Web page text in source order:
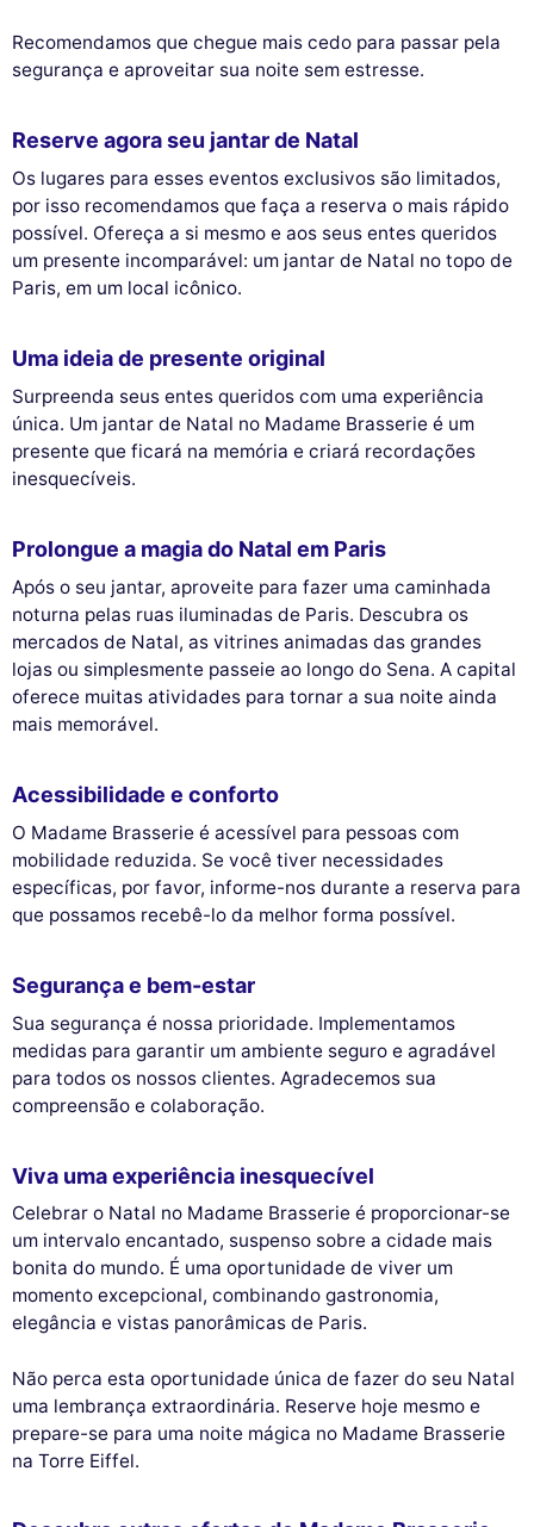
Recomendamos que chegue mais cedo para passar pela
segurança e aproveitar sua noite sem estresse.
Reserve agora seu jantar de Natal
Os lugares para esses eventos exclusivos são limitados,
por isso recomendamos que faça a reserva o mais rápido
possível. Ofereça a si mesmo e aos seus entes queridos
um presente incomparável: um jantar de Natal no topo de
Paris, em um local icônico.
Uma ideia de presente original
Surpreenda seus entes queridos com uma experiência
única. Um jantar de Natal no Madame Brasserie é um
presente que ficará na memória e criará recordações
inesquecíveis.
Prolongue a magia do Natal em Paris
Após o seu jantar, aproveite para fazer uma caminhada
noturna pelas ruas iluminadas de Paris. Descubra os
mercados de Natal, as vitrines animadas das grandes
lojas ou simplesmente passeie ao longo do Sena. A capital
oferece muitas atividades para tornar a sua noite ainda
mais memorável.
Acessibilidade e conforto
O Madame Brasserie é acessível para pessoas com
mobilidade reduzida. Se você tiver necessidades
específicas, por favor, informe-nos durante a reserva para
que possamos recebê-lo da melhor forma possível.
Segurança e bem-estar
Sua segurança é nossa prioridade. Implementamos
medidas para garantir um ambiente seguro e agradável
para todos os nossos clientes. Agradecemos sua
compreensão e colaboração.
Viva uma experiência inesquecível
Celebrar o Natal no Madame Brasserie é proporcionar-se
um intervalo encantado, suspenso sobre a cidade mais
bonita do mundo. É uma oportunidade de viver um
momento excepcional, combinando gastronomia,
elegância e vistas panorâmicas de Paris.
Não perca esta oportunidade única de fazer do seu Natal
uma lembrança extraordinária. Reserve hoje mesmo e
prepare-se para uma noite mágica no Madame Brasserie
na Torre Eiffel.